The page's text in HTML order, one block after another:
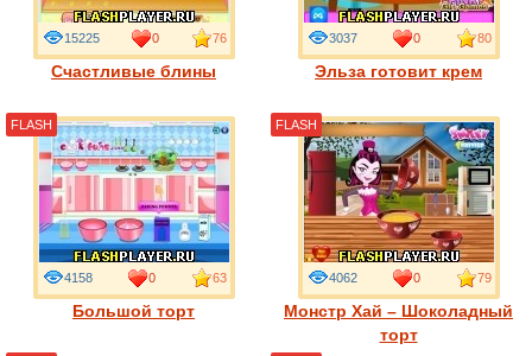
Счастливые блины
15225 0 76
Эльза готовит крем
3037 0 80
Большой торт
4158 0 63
FLASH
Монстр Хай – Шоколадный
торт
4062 0 79
FLASH